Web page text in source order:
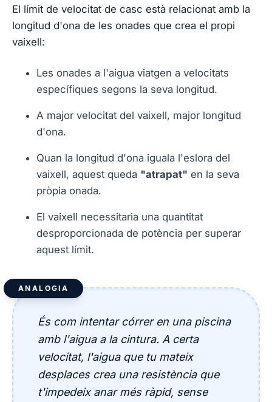
El límit de velocitat de casc està relacionat amb la
longitud d'ona de les onades que crea el propi
vaixell:
Les onades a l'aigua viatgen a velocitats
específiques segons la seva longitud.
A major velocitat del vaixell, major longitud
d'ona.
Quan la longitud d'ona iguala l'eslora del
vaixell, aquest queda "atrapat" en la seva
pròpia onada.
El vaixell necessitaria una quantitat
desproporcionada de potència per superar
aquest límit.
ANALOGIA
És com intentar córrer en una piscina
amb l'aigua a la cintura. A certa
velocitat, l'aigua que tu mateix
desplaces crea una resistència que
t'impedeix anar més ràpid, sense